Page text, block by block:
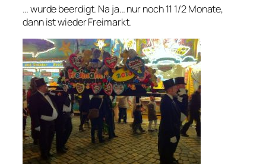
… wurde beerdigt. Na ja… nur noch 11 1/2 Monate,
dann ist wieder Freimarkt.